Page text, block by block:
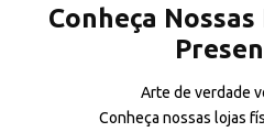
Conheça
Arte de verdade
Conheça nossas lojas